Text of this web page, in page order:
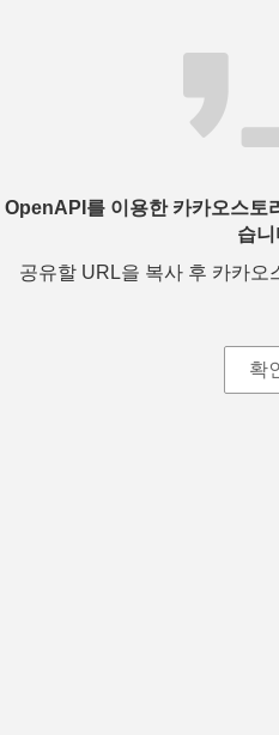
OpenAPI를 이용한 카카오스토
습
공유할 URL을 복사 후 카카오
확인